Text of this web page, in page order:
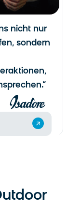
nicht nur
sondern